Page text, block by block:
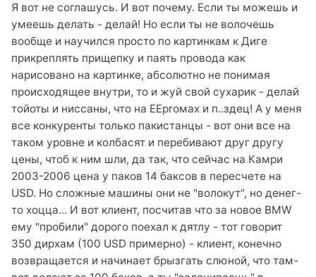
Я вот не соглашусь. И вот почему. Если ты можешь и
умеешь делать - делай! Но если ты не волочешь
вообще и научился просто по картинкам к Диге
прикреплять прищепку и паять провода как
нарисовано на картинке, абсолютно не понимая
происходящее внутри, то и жуй свой сухарик - делай
тойоты и ниссаны, что на EEproмах и п..здец! А у меня
все конкуренты только пакистанцы - вот они все на
таком уровне и колбасят и перебивают друг другу
цены, чтоб к ним шли, да так, что сейчас на Камри
2003-2006 цена у паков 14 баксов в пересчете на
USD. Но сложные машины они не "волокут", но денег-
то хоцца... И вот клиент, посчитав что за новое BMW
ему "пробили" дорого поехал к дятлу - тот говорит
350 дирхам (100 USD примерно) - клиент, конечно
возвращается и начинает брызгать слюной, что там-